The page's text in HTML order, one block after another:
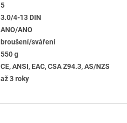
5
3.0/4-13 DIN
ANO/ANO
broušení/sváření
550 g
CE, ANSI, EAC, CSA Z94.3, AS/NZS
až 3 roky